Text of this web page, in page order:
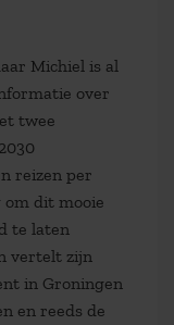
Michiel is al
over
twee
reizen per
om dit mooie
te laten
vertelt zijn
in Groningen
en reeds de